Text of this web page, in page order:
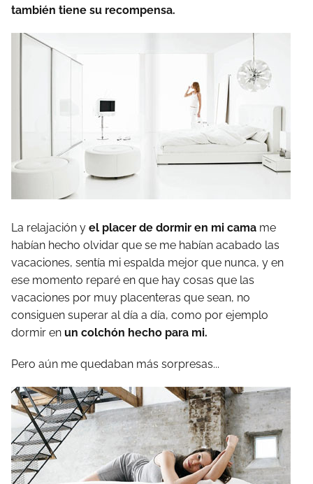
también tiene su recompensa.
La relajación y el placer de dormir en mi cama me
habían hecho olvidar que se me habían acabado las
vacaciones, sentía mi espalda mejor que nunca, y en
ese momento reparé en que hay cosas que las
vacaciones por muy placenteras que sean, no
consiguen superar al día a día, como por ejemplo
dormir en un colchón hecho para mi.
Pero aún me quedaban más sorpresas...